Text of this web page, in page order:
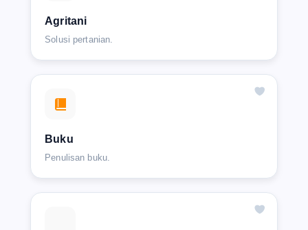
Agritani
Solusi pertanian.
Buku
Penulisan buku.